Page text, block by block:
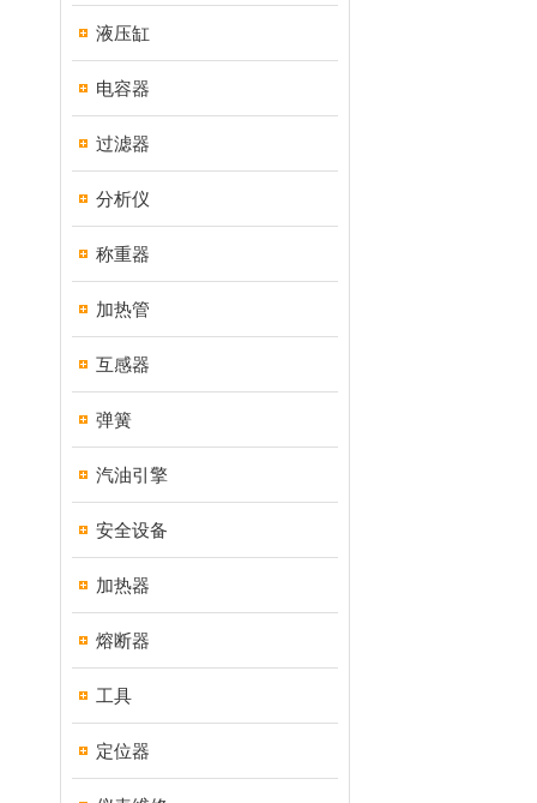
液压缸
电容器
过滤器
分析仪
称重器
加热管
互感器
弹簧
汽油引擎
安全设备
加热器
熔断器
工具
定位器